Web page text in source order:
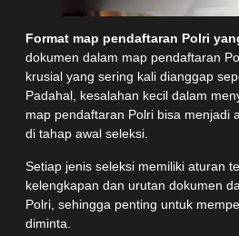
Format map pendaftaran Polri
dokumen dalam map pendaftaran
krusial yang sering kali dianggap
Padahal, kesalahan kecil dalam
map pendaftaran Polri bisa menjadi
di tahap awal seleksi.
Setiap jenis seleksi memiliki aturan
kelengkapan dan urutan dokumen
Polri, sehingga penting untuk
diminta.